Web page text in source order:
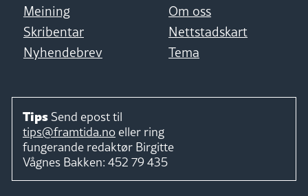
Meining
Om oss
Skribentar
Nettstadskart
Nyhendebrev
Tema
Tips Send epost til
tips@framtida.no eller ring
fungerande redaktør Birgitte
Vågnes Bakken: 452 79 435